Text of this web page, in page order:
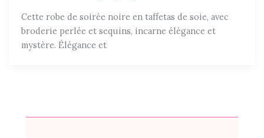
Cette robe de soirée noire en taffetas de soie, avec
broderie perlée et sequins, incarne élégance et
mystère. Élégance et